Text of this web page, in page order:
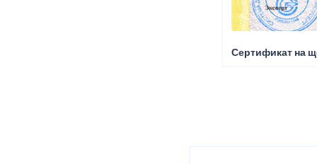
Сертификат на